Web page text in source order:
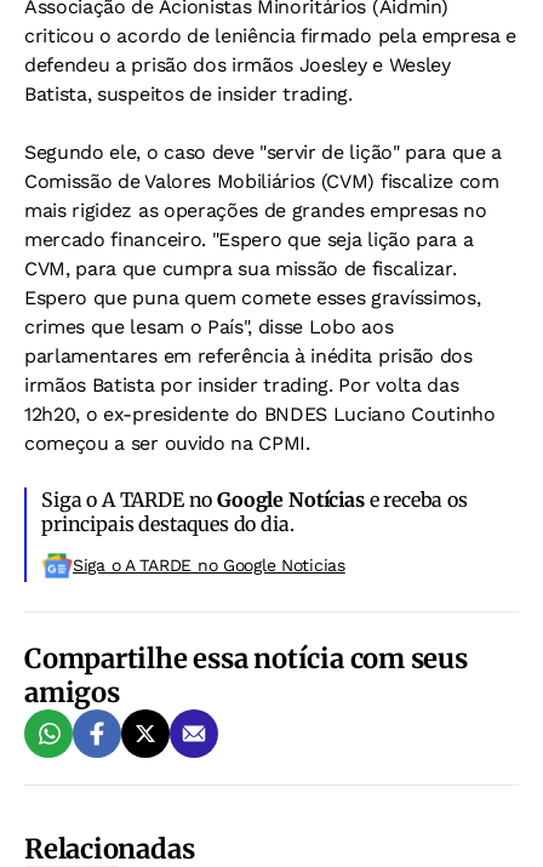
Associação de Acionistas Minoritários (Aidmin)
criticou o acordo de leniência firmado pela empresa e
defendeu a prisão dos irmãos Joesley e Wesley
Batista, suspeitos de insider trading.
Segundo ele, o caso deve "servir de lição" para que a
Comissão de Valores Mobiliários (CVM) fiscalize com
mais rigidez as operações de grandes empresas no
mercado financeiro. "Espero que seja lição para a
CVM, para que cumpra sua missão de fiscalizar.
Espero que puna quem comete esses gravíssimos,
crimes que lesam o País", disse Lobo aos
parlamentares em referência à inédita prisão dos
irmãos Batista por insider trading. Por volta das
12h20, o ex-presidente do BNDES Luciano Coutinho
começou a ser ouvido na CPMI.
Siga o A TARDE noGoogle Notíciase receba os
principais destaques do dia.
Siga o A TARDE no Google Noticias
Compartilhe essa notícia com seus
amigos
Relacionadas